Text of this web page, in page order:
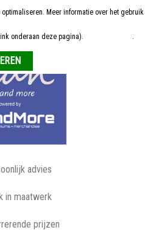
advies
in maatwerk
prijzen
Meer informatie over het gebruik
onderaan deze pagina). .